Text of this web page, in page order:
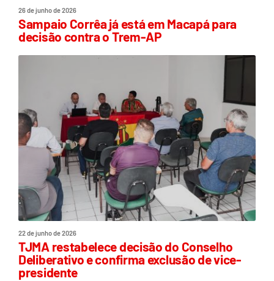
26 de junho de 2026
Sampaio Corrêa já está em Macapá para
decisão contra o Trem-AP
22 de junho de 2026
TJMA restabelece decisão do Conselho
Deliberativo e confirma exclusão de vice-
presidente